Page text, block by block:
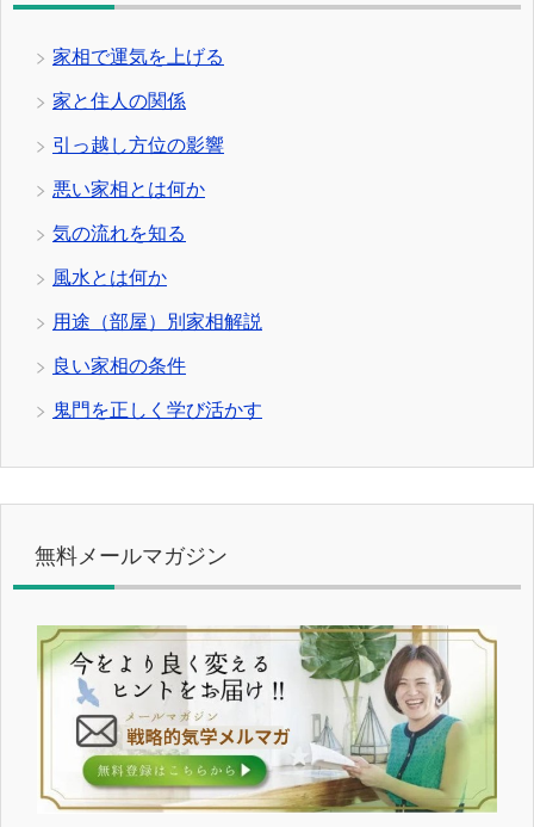
家相で運気を上げる
家と住人の関係
引っ越し方位の影響
悪い家相とは何か
気の流れを知る
風水とは何か
用途（部屋）別家相解説
良い家相の条件
鬼門を正しく学び活かす
無料メールマガジン